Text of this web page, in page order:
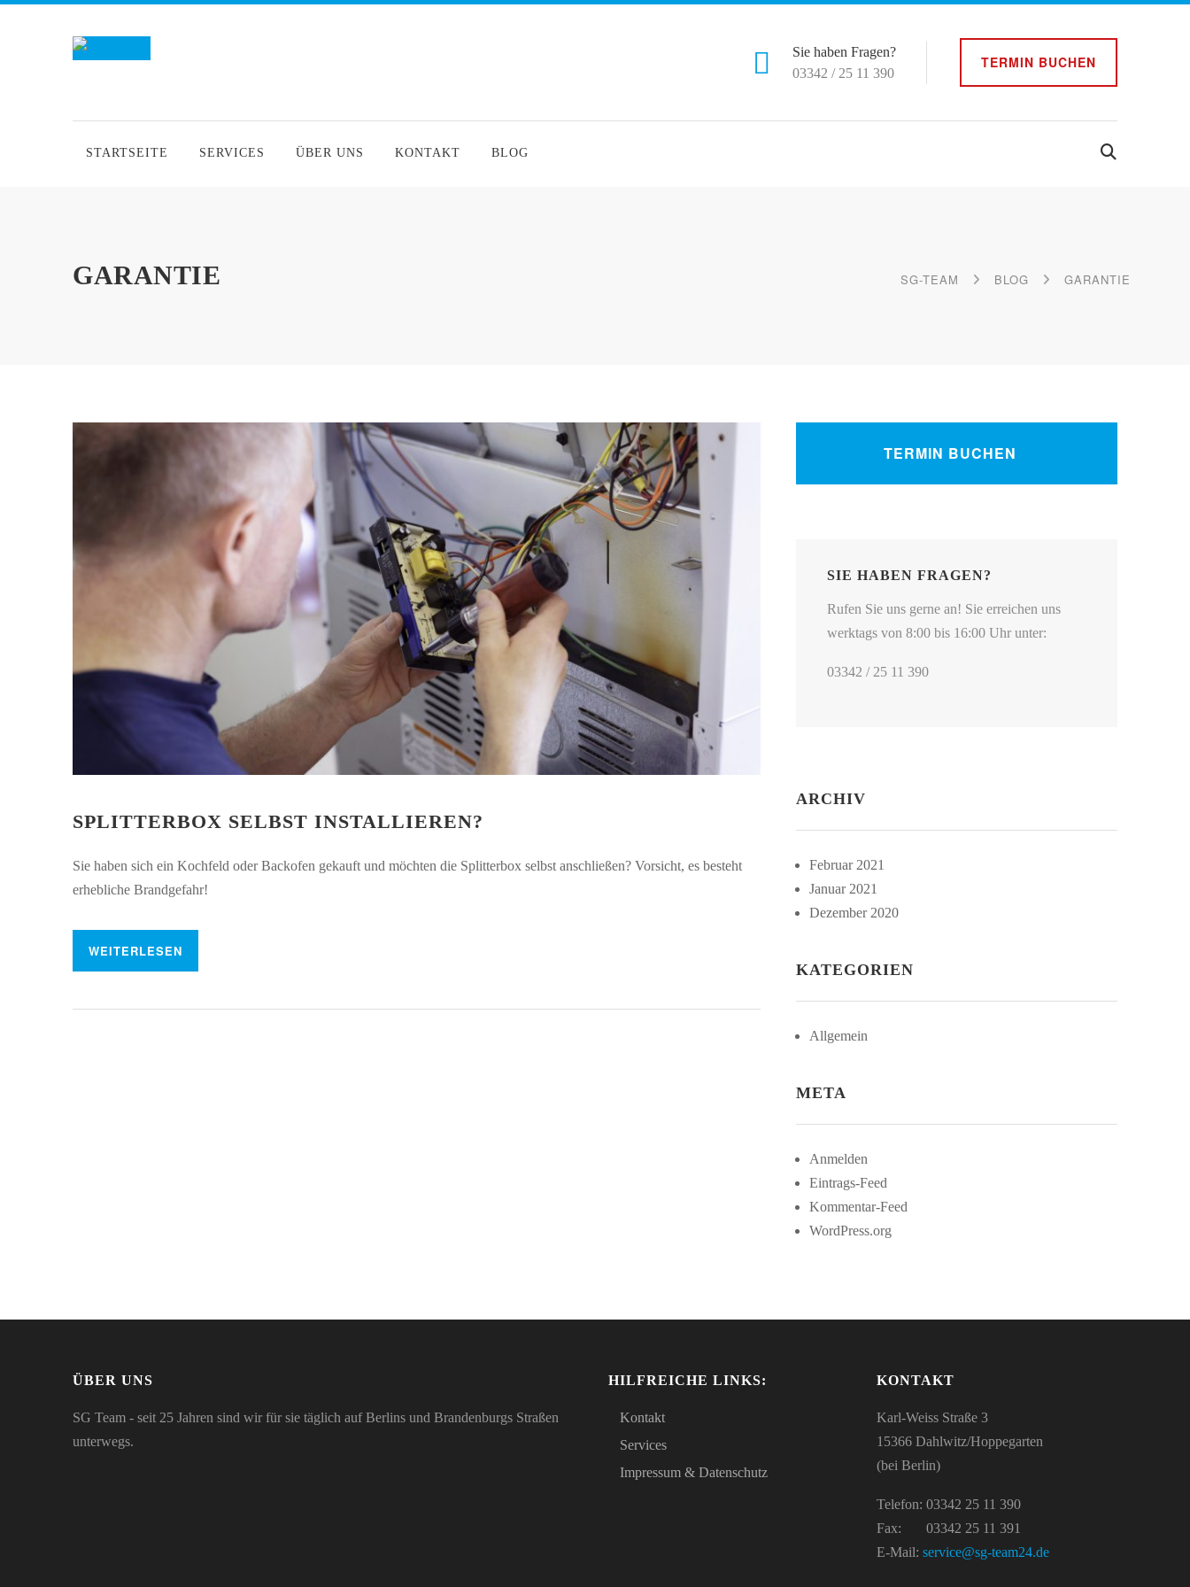
Sie haben Fragen?
03342 / 25 11 390
TERMIN BUCHEN
STARTSEITE SERVICES ÜBER UNS KONTAKT BLOG
GARANTIE SG-TEAM BLOG GARANTIE
SPLITTERBOX SELBST INSTALLIEREN?
Sie haben sich ein Kochfeld oder Backofen gekauft und möchten die Splitterbox selbst anschließen? Vorsicht, es besteht
erhebliche Brandgefahr!
WEITERLESEN
TERMIN BUCHEN
SIE HABEN FRAGEN?
Rufen Sie uns gerne an! Sie erreichen uns
werktags von 8:00 bis 16:00 Uhr unter:
03342 / 25 11 390
ARCHIV
Februar 2021
Januar 2021
Dezember 2020
KATEGORIEN
Allgemein
META
Anmelden
Eintrags-Feed
Kommentar-Feed
WordPress.org
ÜBER UNS
SG Team - seit 25 Jahren sind wir für sie täglich auf Berlins und Brandenburgs Straßen
unterwegs.
HILFREICHE LINKS:
Kontakt
Services
Impressum & Datenschutz
KONTAKT
Karl-Weiss Straße 3
15366 Dahlwitz/Hoppegarten
(bei Berlin)
Telefon: 03342 25 11 390
Fax: 03342 25 11 391
E-Mail: service@sg-team24.de